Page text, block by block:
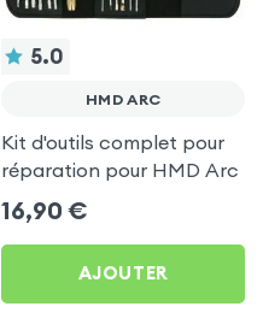
5.0
HMD ARC
Kit d'outils complet pour
réparation pour HMD Arc
16,90 €
AJOUTER